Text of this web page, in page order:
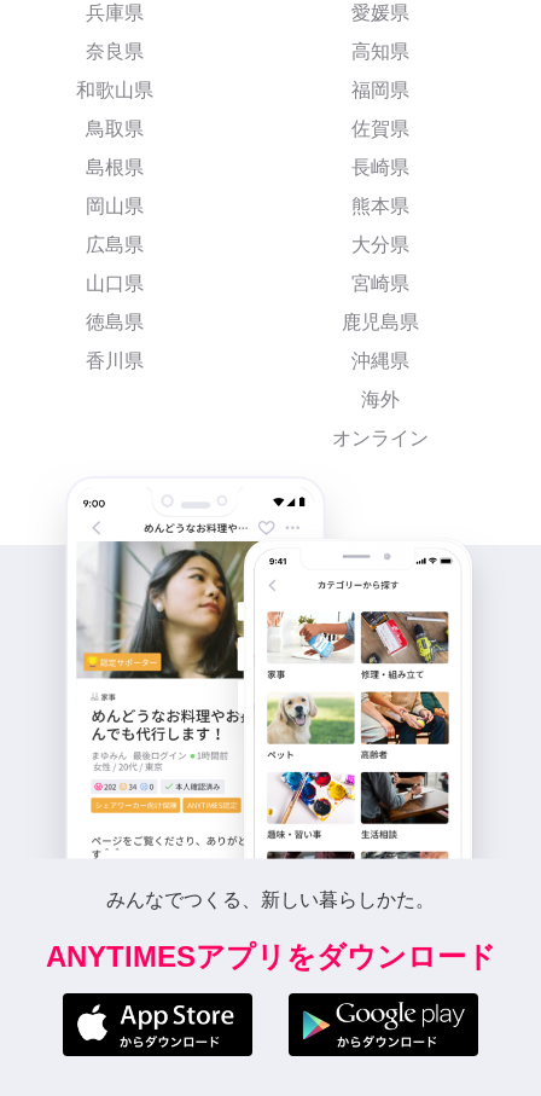
兵庫県
奈良県
和歌山県
鳥取県
島根県
岡山県
広島県
山口県
徳島県
香川県
愛媛県
高知県
福岡県
佐賀県
長崎県
熊本県
大分県
宮崎県
鹿児島県
沖縄県
海外
オンライン
みんなでつくる、新しい暮らしかた。
ANYTIMESアプリをダウンロード